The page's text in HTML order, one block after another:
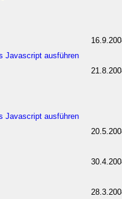
Javascript ausführen
Javascript ausführen